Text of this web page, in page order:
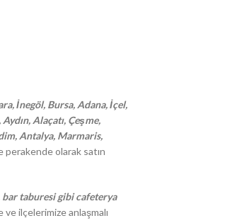
İnegöl, Bursa, Adana, İçel,
Alaçatı, Çeşme,
Antalya, Marmaris,
olarak satın
taburesi gibi cafeterya
ilçelerimize anlaşmalı